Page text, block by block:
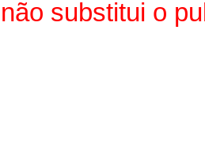
substitui o